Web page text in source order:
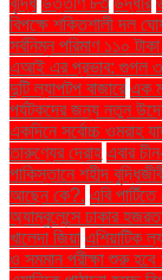
বিপক্ষে শক্তিশালী দল
সর্বনিম্ন পরিমাণ ১১০
এআই এর প্রভাব: গুগল
দুটি ল্যাপটপ বাজারে এক
পর্যটকদের জন্য নতুন
একদিনে সর্বোচ্চ ওমরাহ
তারুণ্যের দ্রোহ এবার
পাকিস্তানে শহীদ
আছেন কে?. এবি
অ্যাম্বুলেন্সে ঢাকার
খালেদা জিয়া এশিয়াটিক
ও সমমান পরীক্ষা শুরু